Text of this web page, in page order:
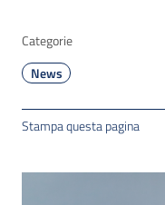
Categorie
News
Stampa questa pagina